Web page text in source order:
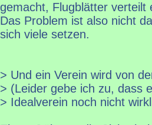
gemacht, Flugblätter verteilt
Das Problem ist also nicht
sich viele setzen.
> Und ein Verein wird von
> (Leider gebe ich zu, dass
> Idealverein noch nicht